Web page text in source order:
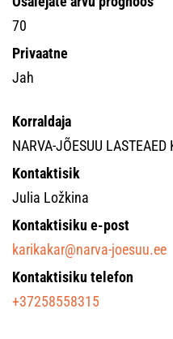
70
Privaatne
Jah
Korraldaja
NARVA-JÕESUU LASTEAED
Kontaktisik
Julia Ložkina
Kontaktisiku e-post
karikakar@narva-joesuu.ee
Kontaktisiku telefon
+37258558315